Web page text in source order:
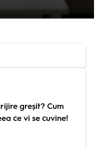
greșit? Cum
ce vi se cuvine!